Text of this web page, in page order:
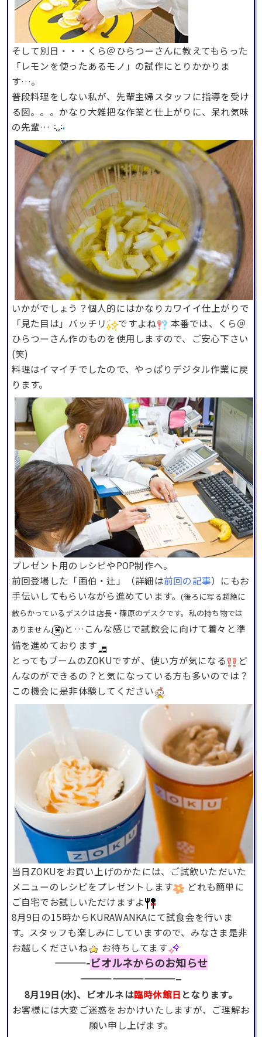
そして別日・・・くら＠ひらつーさんに教えてもらった
「レモンを使ったあるモノ」の試作にとりかかりま
す…。
普段料理をしない私が、先輩主婦スタッフに指導を受け
る図。。。かなり大雑把な作業と仕上がりに、呆れ気味
の先輩…
いかがでしょう？個人的にはかなりカワイイ仕上がりで
「見た目は」バッチリ
ですよね
本番では、くら＠
ひらつーさん作のものを使用しますので、ご安心下さい
(笑)
料理はイマイチでしたので、やっぱりデジタル作業に戻
ります。
プレゼント用のレシピやPOP制作へ。
前回登場した「画伯・辻」（詳細は前回の記事）にもお
手伝いしてもらいながら進めています。(後ろに写る超絶に
散らかっているデスクは店長・篠原のデスクです。私の持ち物では
ありません
) と…こんな感じで試飲会に向けて着々と準
備を進めております
とってもブームのZOKUですが、使い方が気になる
ど
んなのができるの？と気になっている方も多いのでは？
この機会に是非体験してください
当日ZOKUをお買い上げのかたには、ご試飲いただいた
メニューのレシピをプレゼントします
どれも簡単に
ご自宅でお試しいただけますよ
8月9日の15時からKURAWANKAにて試食会を行いま
す。スタッフも楽しみにしていますので、みなさま是非
お越しくださいね
お待ちしてます
———-ビオルネからのお知らせ
—————————–
8月19日(水)、ビオルネは臨時休館日 となります。
お客様には大変ご迷惑をおかけいたしますが、ご理解お
願い申し上げます。